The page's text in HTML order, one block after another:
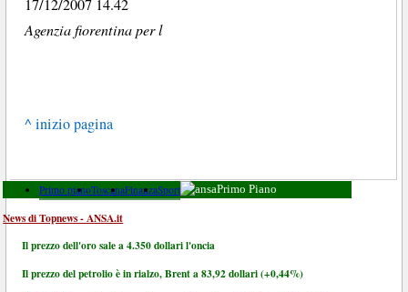
17/12/2007 14.42
Agenzia fiorentina per l
^ inizio pagina
Primo pianoToscanaFinanzaSport Primo Piano
News di Topnews - ANSA.it
Il prezzo dell'oro sale a 4.350 dollari l'oncia
Il prezzo del petrolio è in rialzo, Brent a 83,92 dollari (+0,44%)